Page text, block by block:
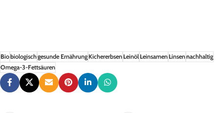
Biobiologischgesunde ErnährungKichererbsenLeinölLeinsamenLinsennachhaltig
Omega-3-Fettsäuren